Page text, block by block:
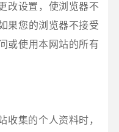
改设置，使浏览器不
果您的浏览器不接受
或使用本网站的所有
收集的个人资料时，